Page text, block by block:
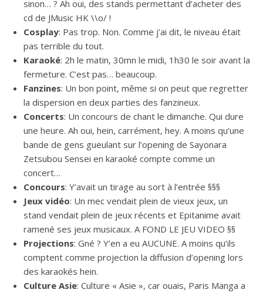
sinon… ? Ah oui, des stands permettant d’acheter des
cd de JMusic HK \\o/ !
Cosplay: Pas trop. Non. Comme j’ai dit, le niveau était
pas terrible du tout.
Karaoké: 2h le matin, 30mn le midi, 1h30 le soir avant la
fermeture. C’est pas… beaucoup.
Fanzines: Un bon point, même si on peut que regretter
la dispersion en deux parties des fanzineux.
Concerts: Un concours de chant le dimanche. Qui dure
une heure. Ah oui, hein, carrément, hey. A moins qu’une
bande de gens gueulant sur l’opening de Sayonara
Zetsubou Sensei en karaoké compte comme un
concert…
Concours: Y’avait un tirage au sort à l’entrée §§§
Jeux vidéo: Un mec vendait plein de vieux jeux, un
stand vendait plein de jeux récents et Epitanime avait
ramené ses jeux musicaux. A FOND LE JEU VIDEO §§
Projections: Gné ? Y’en a eu AUCUNE. A moins qu’ils
comptent comme projection la diffusion d’opening lors
des karaokés hein.
Culture Asie: Culture « Asie », car ouais, Paris Manga a